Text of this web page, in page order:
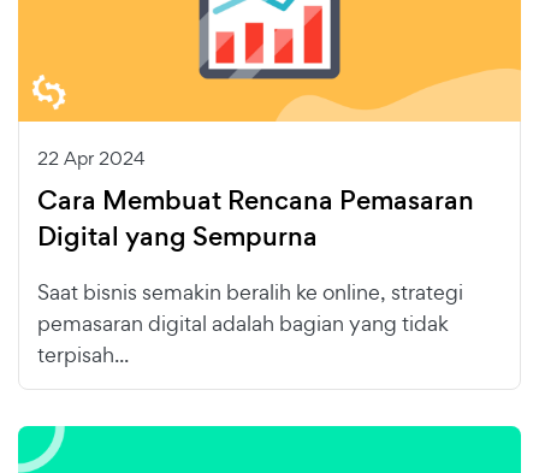
22 Apr 2024
Cara Membuat Rencana Pemasaran
Digital yang Sempurna
Saat bisnis semakin beralih ke online, strategi
pemasaran digital adalah bagian yang tidak
terpisah...